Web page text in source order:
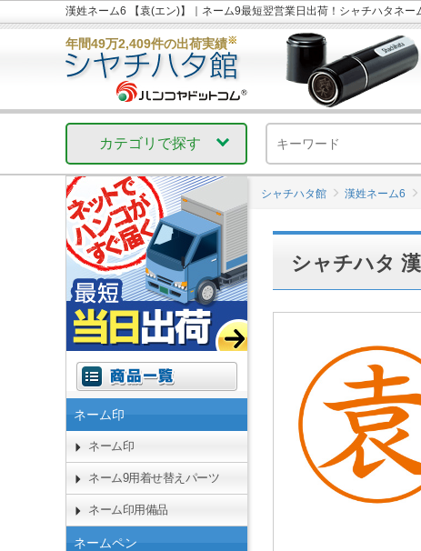
漢姓ネーム6 【袁(エン)】｜ネーム9最短翌営業日出荷！シャチハタネー
年間49万2,409件の出荷実績※
カテゴリで探す
シャチハタ館 漢姓ネーム6
シャチハタ
ネーム印
ネーム印
ネーム9用着せ替えパーツ
ネーム印用備品
ネームペン